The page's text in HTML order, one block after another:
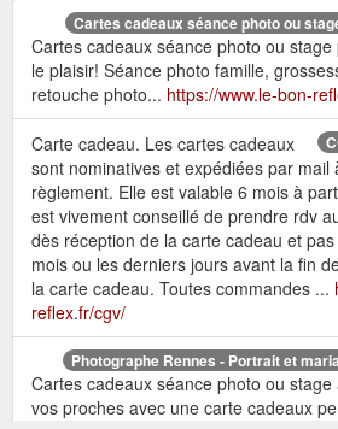
Cartes cadeaux séance photo ou
Cartes cadeaux séance photo ou
le plaisir! Séance photo famille,
retouche photo... https://www.le-bon-
Carte cadeau. Les cartes cadeaux
sont nominatives et expédiées par mail
règlement. Elle est valable 6 mois à
est vivement conseillé de prendre rdv
dès réception de la carte cadeau et
mois ou les derniers jours avant la fin
la carte cadeau. Toutes commandes ...
reflex.fr/cgv/
Photographe Rennes - Portrait et
Cartes cadeaux séance photo ou stage
vos proches avec une carte cadeaux